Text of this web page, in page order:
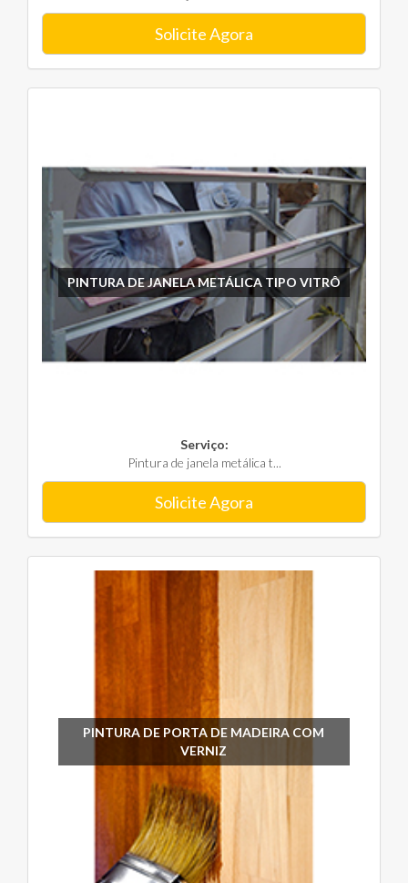
Solicite Agora
PINTURA DE JANELA METÁLICA TIPO VITRÔ
Serviço:
Pintura de janela metálica t...
Solicite Agora
PINTURA DE PORTA DE MADEIRA COM
VERNIZ